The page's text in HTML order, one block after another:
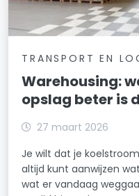
TRANSPORT EN
Warehousing:
opslag beter is
27 maart 2026
Je wilt dat je
altijd kunt aanwijzen
wat er vandaag